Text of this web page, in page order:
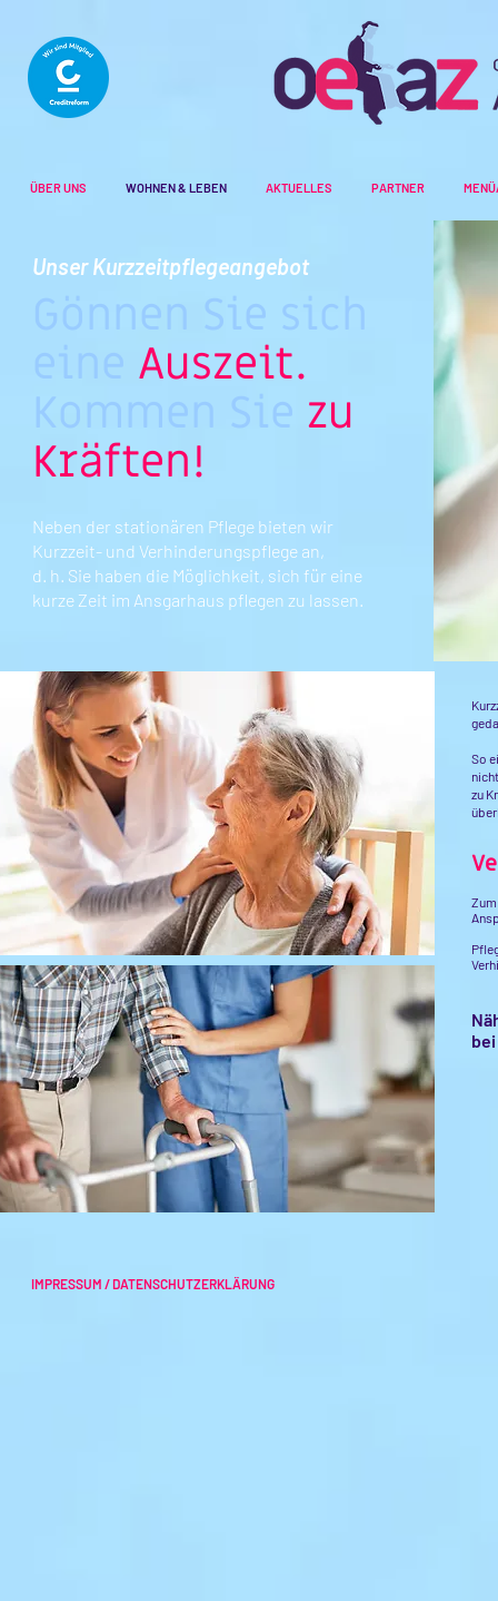
ÜBER UNS WOHNEN & LEBEN AKTUELLES PARTNER
So
zu
Unser Kurzzeitpflegeangebot
Auszeit.
zu
Kräften!
Neben der stationären Pflege bieten wir
Kurzzeit- und Verhinderungspflege an,
d. h. Sie haben die Möglichkeit, sich für eine
kurze Zeit im Ansgarhaus pflegen zu lassen.
IMPRESSUM / DATENSCHUTZERKLÄRUNG